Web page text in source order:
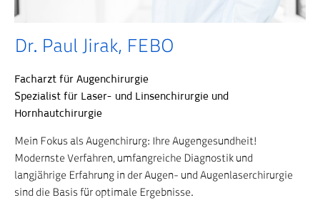
Dr. Paul Jirak, FEBO
Facharzt für Augenchirurgie
Spezialist für Laser- und Linsenchirurgie und
Hornhautchirurgie
Mein Fokus als Augenchirurg: Ihre Augengesundheit!
Modernste Verfahren, umfangreiche Diagnostik und
langjährige Erfahrung in der Augen- und Augenlaserchirurgie
sind die Basis für optimale Ergebnisse.